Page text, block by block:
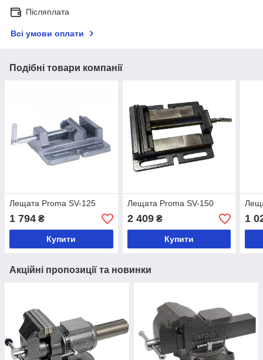
Післяплата
Всі умови оплати
Подібні товари компанії
Лещата Proma SV-125
1 794 ₴
Купити
Лещата Proma SV-150
2 409₴
Купити
1
Акційні пропозиції та новинки